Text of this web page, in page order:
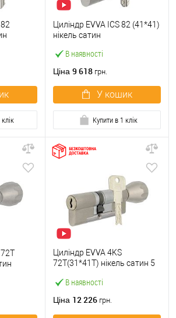
82
В наявності
Циліндр EVVA ICS 82 (41*41)
нікель сатин
Ціна 9 618 грн.
У кошик
Купити в 1 клік
72T
В наявності
Циліндр EVVA 4KS
72Т(31*41T) нікель сатин 5
Ціна 12 226 грн.